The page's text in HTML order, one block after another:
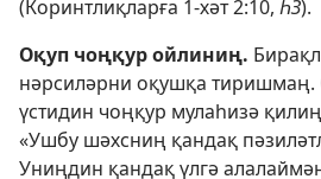
(Коринтлиқларға 1-хәт 2:10, ҺЗ).
Оқуп чоңқур ойлиниң.
нәрсиләрни оқушқа тиришмаң.
үстидин чоңқур мулаһизә
«Ушбу шәхсниң қандақ
Униңдин қандақ үлгә